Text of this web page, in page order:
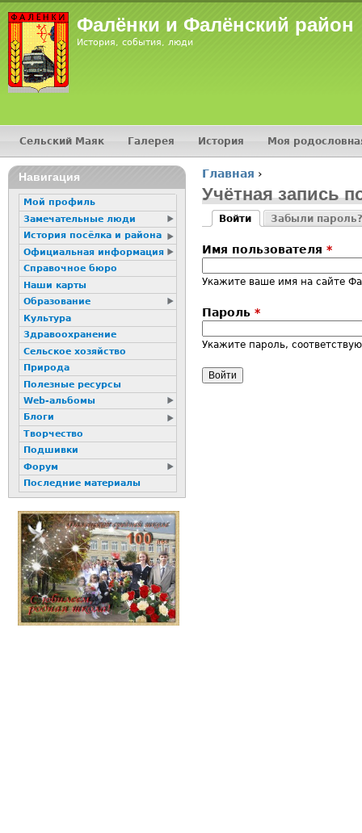
Фалёнки и Фалёнский район
История, события, люди
Вы здесь
Главная ›
Учётная запись
Главные
Войти
Забыли пароль?
Имя пользователя *
Укажите ваше имя на сайте
Пароль *
Укажите пароль,
Главное меню
Сельский Маяк Галерея История Моя
16+
Навигация
Мой профиль
Замечательные люди
История посёлка и района
Официальная информация
Справочное бюро
Наши карты
Образование
Культура
Здравоохранение
Сельское хозяйство
Природа
Полезные ресурсы
Web-альбомы
Блоги
Творчество
Подшивки
Форум
Последние материалы